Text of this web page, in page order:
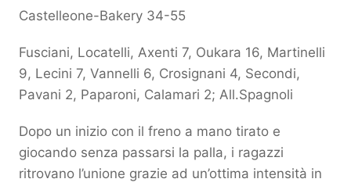
Castelleone-Bakery 34-55
Fusciani, Locatelli, Axenti 7, Oukara 16, Martinelli
9, Lecini 7, Vannelli 6, Crosignani 4, Secondi,
Pavani 2, Paparoni, Calamari 2; All.Spagnoli
Dopo un inizio con il freno a mano tirato e
giocando senza passarsi la palla, i ragazzi
ritrovano l’unione grazie ad un’ottima intensità in